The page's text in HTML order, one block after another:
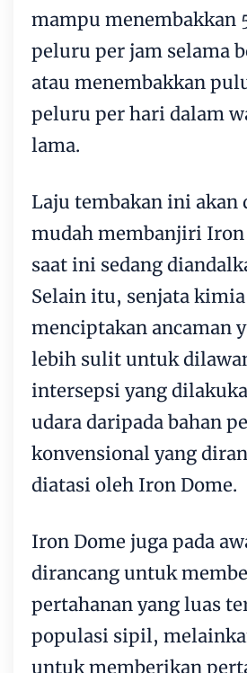
mampu menembakkan
peluru per jam selama
atau menembakkan
peluru per hari dalam
lama.
Laju tembakan ini akan
mudah membanjiri Iron
saat ini sedang
Selain itu, senjata
menciptakan ancaman
lebih sulit untuk
intersepsi yang
udara daripada bahan
konvensional yang
diatasi oleh Iron Dome.
Iron Dome juga pada
dirancang untuk
pertahanan yang luas
populasi sipil,
untuk memberikan